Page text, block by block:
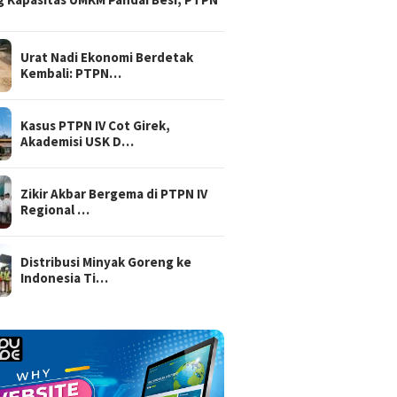
Urat Nadi Ekonomi Berdetak
Kembali: PTPN…
Kasus PTPN IV Cot Girek,
Akademisi USK D…
Zikir Akbar Bergema di PTPN IV
Regional …
Distribusi Minyak Goreng ke
Indonesia Ti…